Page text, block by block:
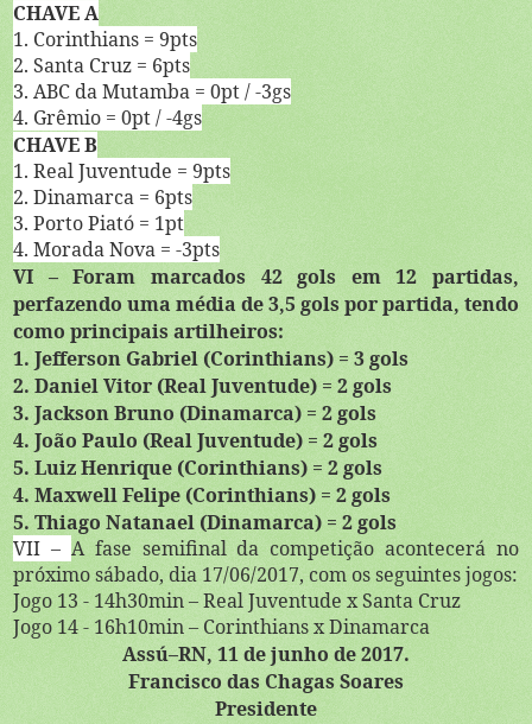
CHAVE A
1. Corinthians = 9pts
2. Santa Cruz = 6pts
3. ABC da Mutamba = 0pt / -3gs
4. Grêmio = 0pt / -4gs
CHAVE B
1. Real Juventude = 9pts
2. Dinamarca = 6pts
3. Porto Piató = 1pt
4. Morada Nova = -3pts
VI – Foram marcados 42 gols em 12 partidas,
perfazendo uma média de 3,5 gols por partida, tendo
como principais artilheiros:
1. Jefferson Gabriel (Corinthians) = 3 gols
2. Daniel Vitor (Real Juventude) = 2 gols
3. Jackson Bruno (Dinamarca) = 2 gols
4. João Paulo (Real Juventude) = 2 gols
5. Luiz Henrique (Corinthians) = 2 gols
4. Maxwell Felipe (Corinthians) = 2 gols
5. Thiago Natanael (Dinamarca) = 2 gols
VII – A fase semifinal da competição acontecerá no
próximo sábado, dia 17/06/2017, com os seguintes jogos:
Jogo 13 - 14h30min – Real Juventude x Santa Cruz
Jogo 14 - 16h10min – Corinthians x Dinamarca
Assú–RN, 11 de junho de 2017.
Francisco das Chagas Soares
Presidente